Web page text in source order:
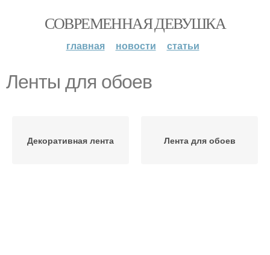
СОВРЕМЕННАЯ ДЕВУШКА
главная новости статьи
Ленты для обоев
Декоративная лента Лента для обоев